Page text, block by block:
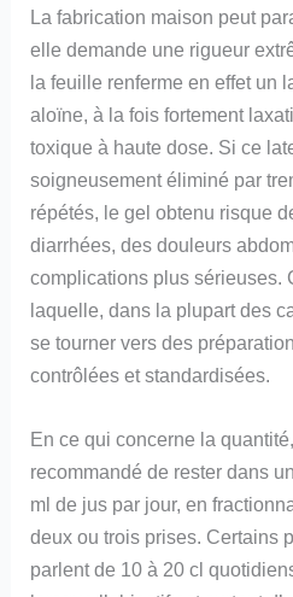
La fabrication maison peut
elle demande une rigueur
la feuille renferme en effet un
aloïne, à la fois fortement
toxique à haute dose. Si ce
soigneusement éliminé par
répétés, le gel obtenu risque
diarrhées, des douleurs
complications plus sérieuses.
laquelle, dans la plupart des
se tourner vers des
contrôlées et standardisées.
En ce qui concerne la
recommandé de rester dans
ml de jus par jour, en
deux ou trois prises. Certains
parlent de 10 à 20 cl